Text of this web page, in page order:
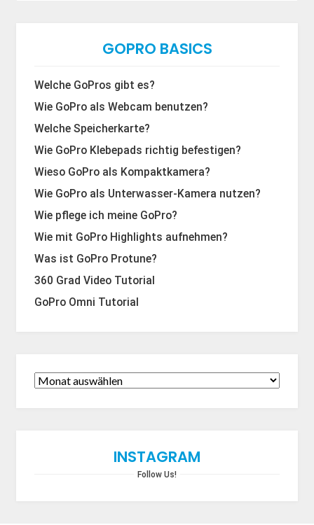
GOPRO BASICS
Welche GoPros gibt es?
Wie GoPro als Webcam benutzen?
Welche Speicherkarte?
Wie GoPro Klebepads richtig befestigen?
Wieso GoPro als Kompaktkamera?
Wie GoPro als Unterwasser-Kamera nutzen?
Wie pflege ich meine GoPro?
Wie mit GoPro Highlights aufnehmen?
Was ist GoPro Protune?
360 Grad Video Tutorial
GoPro Omni Tutorial
INSTAGRAM
Follow Us!